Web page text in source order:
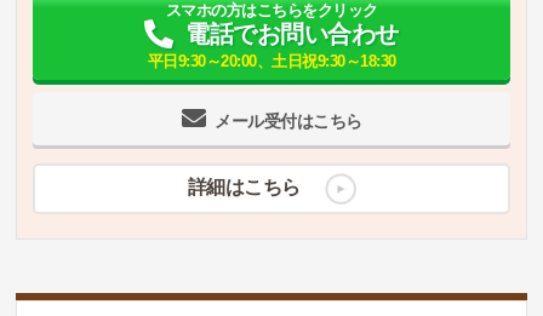
メール受付はこちら
スマホの方はこちらをクリック
電話でお問い合わせ
平日9:30～20:00、土日祝9:30～18:30
詳細はこちら